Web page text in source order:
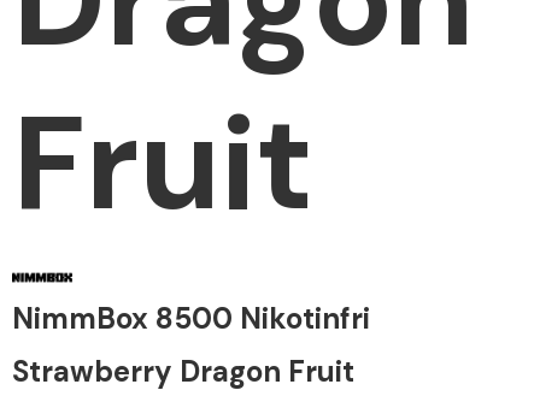
Fruit
NimmBox 8500 Nikotinfri
Strawberry Dragon Fruit